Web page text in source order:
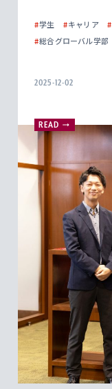
#学生 #キャリア #
#総合グローバル学部
2025-12-02
READ